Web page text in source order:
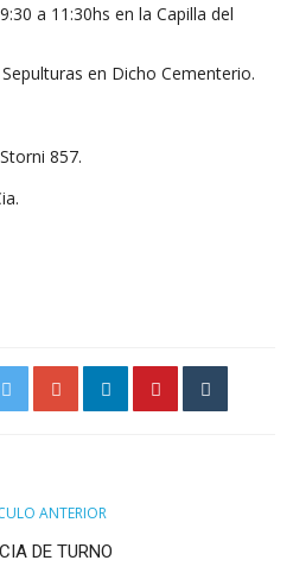
a 11:30hs en la Capilla del
en Dicho Cementerio.
857.
ANTERIOR
DE TURNO